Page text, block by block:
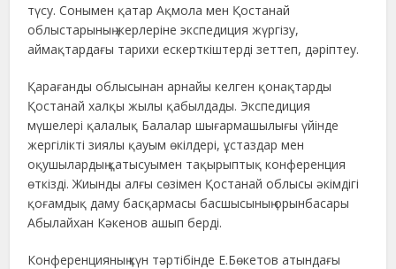
түсу. Сонымен қатар Ақмола мен Қостанай
облыстарының жерлеріне экспедиция жүргізу,
аймақтардағы тарихи ескерткіштерді зеттеп, дәріптеу.
Қарағанды облысынан арнайы келген қонақтарды
Қостанай халқы жылы қабылдады. Экспедиция
мүшелері қалалық Балалар шығармашылығы үйінде
жергілікті зиялы қауым өкілдері, ұстаздар мен
оқушылардың қатысуымен тақырыптық конференция
өткізді. Жиынды алғы сөзімен Қостанай облысы әкімдігі
қоғамдық даму басқармасы басшысының орынбасары
Абылайхан Кәкенов ашып берді.
Конференцияның күн тәртібінде Е.Бөкетов атындағы